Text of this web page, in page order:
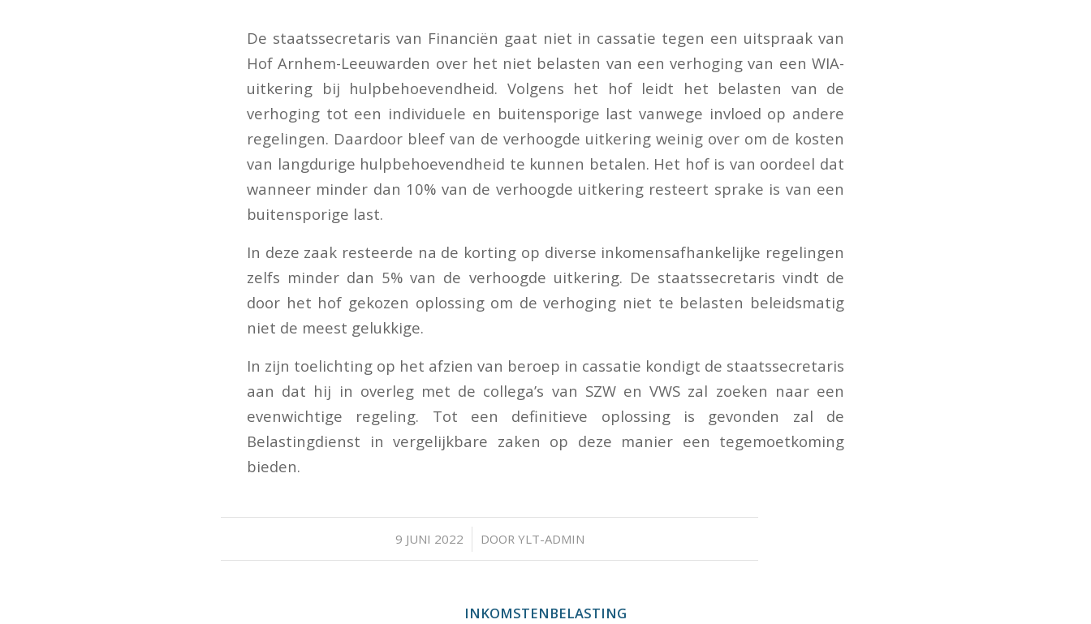
De staatssecretaris van Financiën gaat niet in cassatie tegen een uitspraak van
Hof Arnhem-Leeuwarden over het niet belasten van een verhoging van een WIA-
uitkering bij hulpbehoevendheid. Volgens het hof leidt het belasten van de
verhoging tot een individuele en buitensporige last vanwege invloed op andere
regelingen. Daardoor bleef van de verhoogde uitkering weinig over om de kosten
van langdurige hulpbehoevendheid te kunnen betalen. Het hof is van oordeel dat
wanneer minder dan 10% van de verhoogde uitkering resteert sprake is van een
buitensporige last.
In deze zaak resteerde na de korting op diverse inkomensafhankelijke regelingen
zelfs minder dan 5% van de verhoogde uitkering. De staatssecretaris vindt de
door het hof gekozen oplossing om de verhoging niet te belasten beleidsmatig
niet de meest gelukkige.
In zijn toelichting op het afzien van beroep in cassatie kondigt de staatssecretaris
aan dat hij in overleg met de collega’s van SZW en VWS zal zoeken naar een
evenwichtige regeling. Tot een definitieve oplossing is gevonden zal de
Belastingdienst in vergelijkbare zaken op deze manier een tegemoetkoming
bieden.
9 JUNI 2022
/ DOOR YLT-ADMIN
INKOMSTENBELASTING